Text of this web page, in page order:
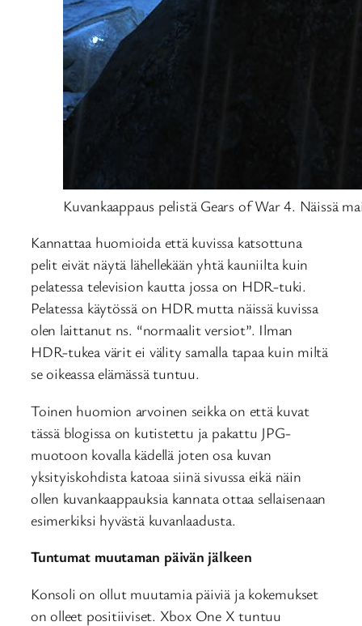
Kuvankaappaus pelistä Gears of War 4. Näissä
Kannattaa huomioida että kuvissa katsottuna
pelit eivät näytä lähellekään yhtä kauniilta kuin
pelatessa television kautta jossa on HDR-tuki.
Pelatessa käytössä on HDR mutta näissä kuvissa
olen laittanut ns. “normaalit versiot”. Ilman
HDR-tukea värit ei välity samalla tapaa kuin miltä
se oikeassa elämässä tuntuu.
Toinen huomion arvoinen seikka on että kuvat
tässä blogissa on kutistettu ja pakattu JPG-
muotoon kovalla kädellä joten osa kuvan
yksityiskohdista katoaa siinä sivussa eikä näin
ollen kuvankaappauksia kannata ottaa sellaisenaan
esimerkiksi hyvästä kuvanlaadusta.
Tuntumat muutaman päivän jälkeen
Konsoli on ollut muutamia päiviä ja kokemukset
on olleet positiiviset. Xbox One X tuntuu